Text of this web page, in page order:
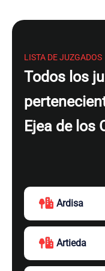
LISTA DE JUZGADOS
Todos los
Ejea de los
Ardisa
Artieda